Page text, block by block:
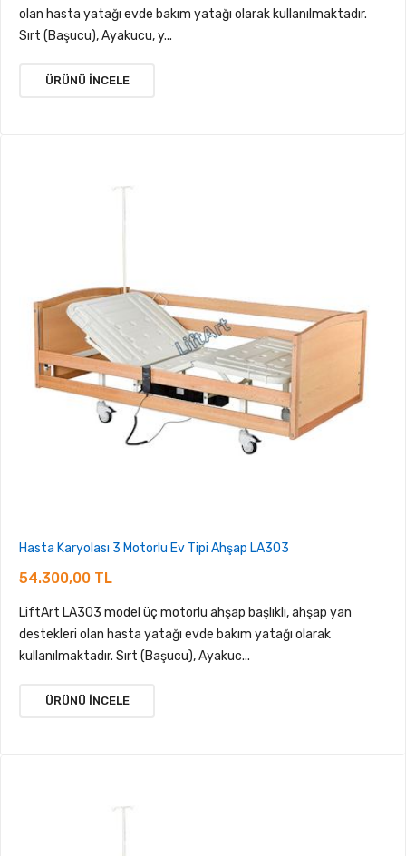
Hasta Karyolası 3 Motorlu Ev Tipi Ahşap LA303
54.300,00 TL
LiftArt LA303 model üç motorlu ahşap başlıklı, ahşap yan
destekleri olan hasta yatağı evde bakım yatağı olarak
kullanılmaktadır. Sırt (Başucu), Ayakuc...
ÜRÜNÜ İNCELE
olan hasta yatağı evde bakım yatağı olarak kullanılmaktadır.
Sırt (Başucu), Ayakucu, y...
ÜRÜNÜ İNCELE